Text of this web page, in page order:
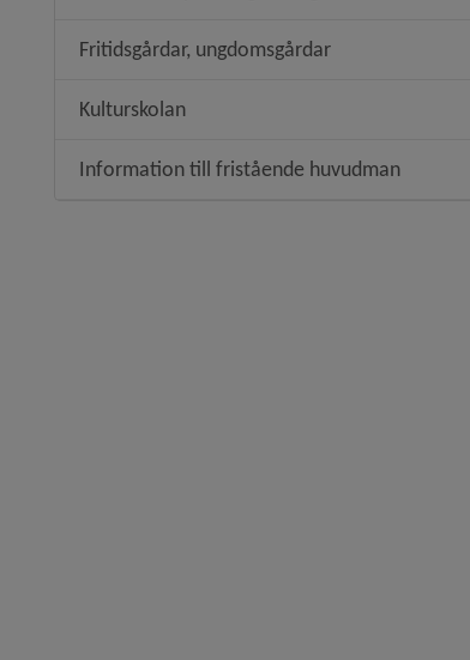
Fritidsgårdar, ungdomsgårdar
Kulturskolan
Information till fristående huvudman